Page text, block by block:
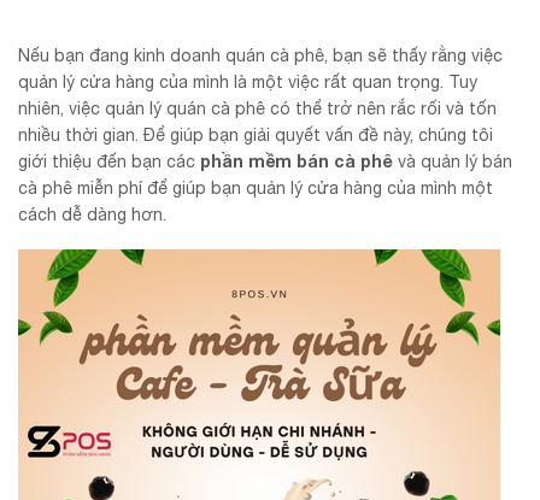
Nếu bạn đang kinh doanh quán cà phê, bạn sẽ thấy rằng việc
quản lý cửa hàng của mình là một việc rất quan trọng. Tuy
nhiên, việc quản lý quán cà phê có thể trở nên rắc rối và tốn
nhiều thời gian. Để giúp bạn giải quyết vấn đề này, chúng tôi
giới thiệu đến bạn các phần mềm bán cà phê và quản lý bán
cà phê miễn phí để giúp bạn quản lý cửa hàng của mình một
cách dễ dàng hơn.